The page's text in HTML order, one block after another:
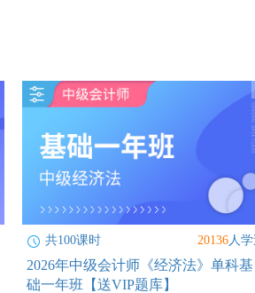
共100课时 20136人
2026年中级会计师《经济法》单科基
础一年班【送VIP题库】